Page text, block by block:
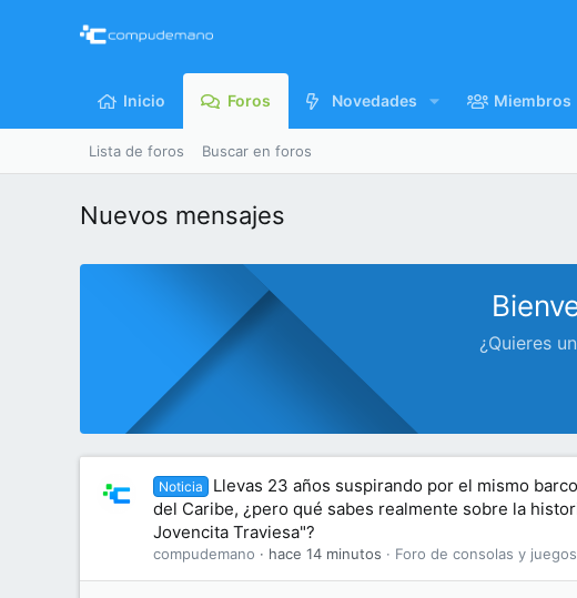
Inicio Foros Novedades Miembros
Lista de foros Buscar en foros
Nuevos mensajes
¿Quieres
Noticia
Llevas 23 años suspirando por el mismo
del Caribe, ¿pero qué sabes realmente sobre la
Jovencita Traviesa"?
compudemano hace 14 minutos Foro de consolas y juegos